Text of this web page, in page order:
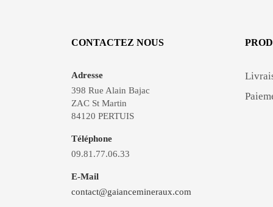
CONTACTEZ NOUS
Adresse
398 Rue Alain Bajac
ZAC St Martin
84120 PERTUIS
Téléphone
09.81.77.06.33
E-Mail
contact@gaiancemineraux.com